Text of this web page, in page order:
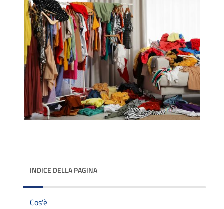
INDICE DELLA PAGINA
Cos'è